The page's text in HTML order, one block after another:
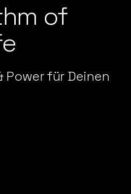
of
Power für Deinen